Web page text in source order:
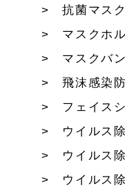
抗菌マス
マスクホ
マスクバ
飛沫感染
フェイス
ウイルス
ウイルス
ウイルス